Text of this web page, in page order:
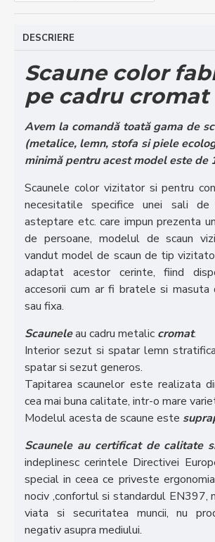
DESCRIERE
Scaune color
pe cadru cromat
Avem la comandă toată gama de
(metalice, lemn, stofa si piele
minimă pentru acest model este de
Scaunele color vizitator si pentru
necesitatile specifice unei sali de
asteptare etc. care impun prezenta
de persoane, modelul de scaun
vandut model de scaun de tip
adaptat acestor cerinte, fiind
accesorii cum ar fi bratele si masuta
sau fixa.
Scauneleau cadru metalic cromat.
Interior sezut si spatar lemn
spatar si sezut generos.
Tapitarea scaunelor este realizata
cea mai buna calitate, intr-o mare
Modelul acesta de scaune este
Scaunele au certificat de calitate
indeplinesc cerintele Directivei
special in ceea ce priveste
nociv ,confortul si standardul EN397,
viata si securitatea muncii, nu
negativ asupra mediului.